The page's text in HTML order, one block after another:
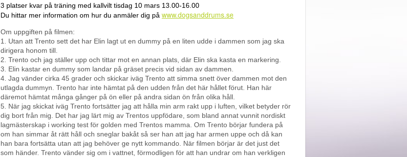
3 platser kvar på träning med kallvilt tisdag 10 mars 13.00-16.00
Du hittar mer information om hur du anmäler dig på www.dogsanddrums.se
Om uppgiften på filmen:
1. Utan att Trento sett det har Elin lagt ut en dummy på en liten udde i dammen som jag ska
dirigera honom till.
2. Trento och jag ställer upp och tittar mot en annan plats, där Elin ska kasta en markering.
3. Elin kastar en dummy som landar på gräset precis vid sidan av dammen.
4. Jag vänder cirka 45 grader och skickar iväg Trento att simma snett över dammen mot den
utlagda dummyn. Trento har inte hämtat på den udden från det här hållet förut. Han här
däremot hämtat många gånger på ön eller på andra sidan ön från olika håll.
5. När jag skickat iväg Trento fortsätter jag att hålla min arm rakt upp i luften, vilket betyder rör
dig bort från mig. Det har jag lärt mig av Trentos uppfödare, som bland annat vunnit nordiskt
lagmästerskap i working test för golden med Trentos mamma. Om Trento börjar fundera på
om han simmar åt rätt håll och sneglar bakåt så ser han att jag har armen uppe och då kan
han bara fortsätta utan att jag behöver ge nytt kommando. När filmen börjar är det just det
som händer. Trento vänder sig om i vattnet, förmodligen för att han undrar om han verkligen